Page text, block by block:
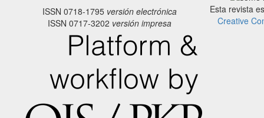
ISSN 0718-1795versión electrónica
ISSN 0717-3202 versión impresa
Esta revista
Creative